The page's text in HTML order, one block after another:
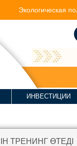
Экологическая
ИНВЕСТИЦИИ
ТРЕНИНГ ӨТЕДІ